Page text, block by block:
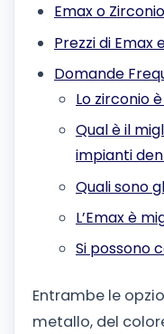
Emax o
Prezzi di Emax
Domande
Lo zirconio
Qual è il
impianti
Quali sono
L’Emax è
Si possono
Entrambe le
metallo, del